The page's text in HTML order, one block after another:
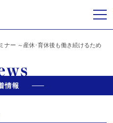
ナー ～産休･育休後も働き続けるため
情報